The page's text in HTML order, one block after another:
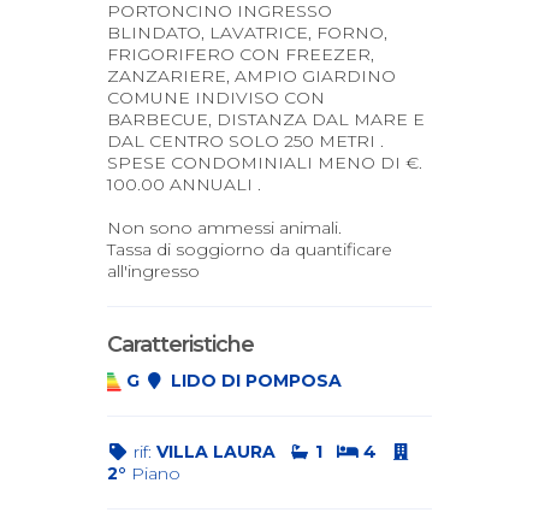
PORTONCINO INGRESSO
BLINDATO, LAVATRICE, FORNO,
FRIGORIFERO CON FREEZER,
ZANZARIERE, AMPIO GIARDINO
COMUNE INDIVISO CON
BARBECUE, DISTANZA DAL MARE E
DAL CENTRO SOLO 250 METRI .
SPESE CONDOMINIALI MENO DI €.
100.00 ANNUALI .
Non sono ammessi animali.
Tassa di soggiorno da quantificare
all'ingresso
Caratteristiche
G LIDO DI POMPOSA
rif: VILLA LAURA 1
4
2° Piano